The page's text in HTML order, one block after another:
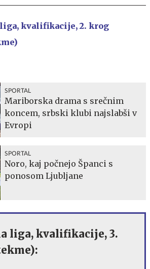
kvalifikacije, 2. krog
SPORTAL
Mariborska drama s srečnim
koncem, srbski klubi najslabši v
Evropi
SPORTAL
Noro, kaj počnejo Španci s
ponosom Ljubljane
liga, kvalifikacije, 3.